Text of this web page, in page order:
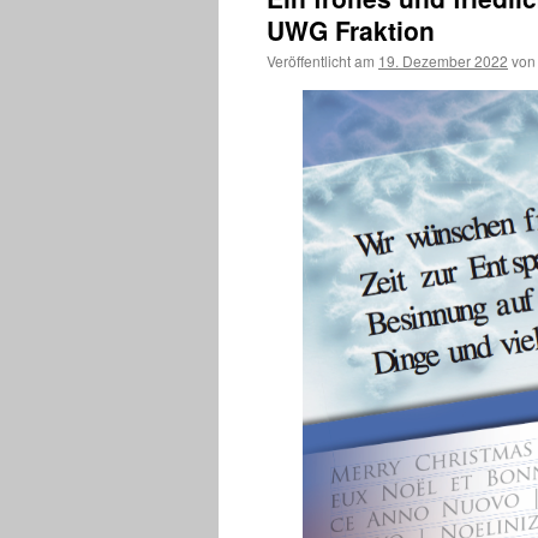
UWG Fraktion
Veröffentlicht am 19. Dezember 2022 von